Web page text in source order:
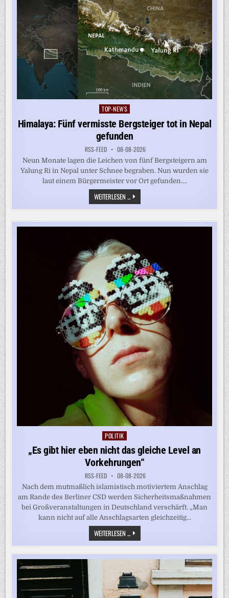
Posted
in
TOP-NEWS
Himalaya: Fünf vermisste Bergsteiger tot in Nepal
gefunden
RSS-FEED 08-08-2026
Neun Monate lagen die Leichen von fünf Bergsteigern am
Yalung Ri in Nepal unter Schnee begraben. Nun wurden sie
laut einem Bürgermeister vor Ort gefunden....
WEITERLESEN ... HIMALAYA:
FÜNF
VERMISSTE
TOT
IN
Posted
in
POLITIK
„Es gibt hier eben nicht das gleiche Level an
Vorkehrungen“
RSS-FEED 08-08-2026
Nach dem mutmaßlich islamistisch motiviertem Anschlag
am Rande des Berliner CSD werden Sicherheitsmaßnahmen
bei Großveranstaltungen in Deutschland verschärft. „Man
kann nicht auf alle Anschlagsarten gleichzeitig...
WEITERLESEN ... „ES
GIBT
HIER
EBEN
NICHT
DAS
GLEICHE
LEVEL
AN
VORKEHRUNGEN“